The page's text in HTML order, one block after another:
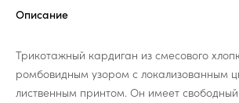
Описание
Трикотажный кардиган из смесового
ромбовидным узором с локализованным
лиственным принтом. Он имеет свободный